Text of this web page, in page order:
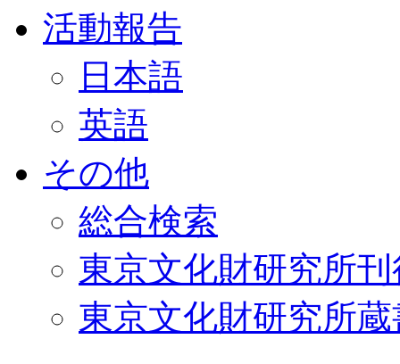
活動報告
日本語
英語
その他
総合検索
東京文化財研究所
東京文化財研究所